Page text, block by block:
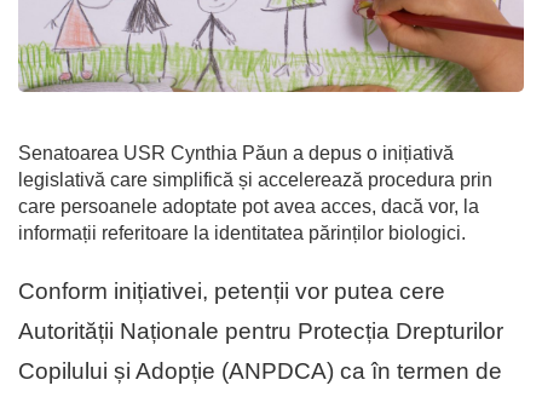
Senatoarea USR Cynthia Păun a depus o inițiativă
legislativă care simplifică și accelerează procedura prin
care persoanele adoptate pot avea acces, dacă vor, la
informații referitoare la identitatea părinților biologici.
Conform inițiativei, petenții vor putea cere
Autorității Naționale pentru Protecția Drepturilor
Copilului și Adopție (ANPDCA) ca în termen de